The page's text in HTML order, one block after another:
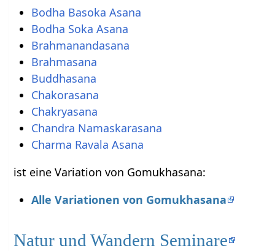
Bodha Basoka Asana
Bodha Soka Asana
Brahmanandasana
Brahmasana
Buddhasana
Chakorasana
Chakryasana
Chandra Namaskarasana
Charma Ravala Asana
ist eine Variation von Gomukhasana:
Alle Variationen von Gomukhasana
Natur und Wandern Seminare